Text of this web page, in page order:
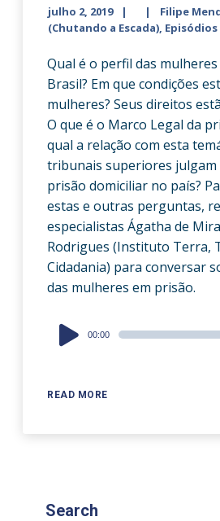
julho 2, 2019 Filipe
(Chutando a Escada), Episódios
Qual é o perfil das
Brasil? Em que condições
mulheres? Seus direitos
O que é o Marco Legal da
qual a relação com esta
tribunais superiores julgam
prisão domiciliar no país?
estas e outras perguntas,
especialistas Ágatha de
Rodrigues (Instituto Terra,
Cidadania) para conversar
das mulheres em prisão.
READ MORE
Audio
Player
00:00
Search